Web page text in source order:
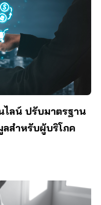
ลน์ ปรับมาตรฐาน
สำหรับผู้บริโภค